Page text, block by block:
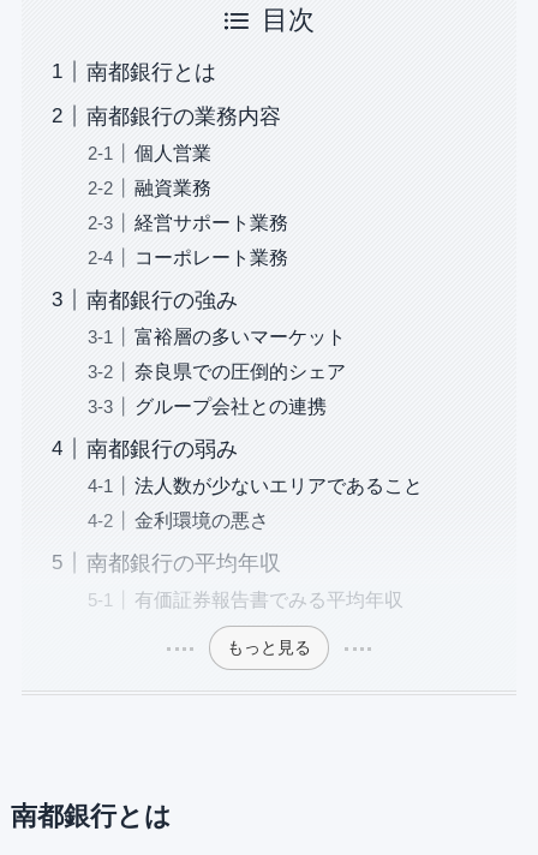
目次
南都銀行とは
南都銀行の業務内容
個人営業
融資業務
経営サポート業務
コーポレート業務
南都銀行の強み
富裕層の多いマーケット
奈良県での圧倒的シェア
グループ会社との連携
南都銀行の弱み
法人数が少ないエリアであること
金利環境の悪さ
南都銀行の平均年収
有価証券報告書でみる平均年収
もっと見る
南都銀行とは